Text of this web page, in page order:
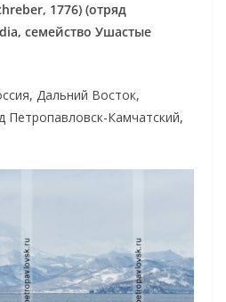
1776) (отряд
семейство Ушастые
Дальний Восток,
Петропавловск-Камчатский,